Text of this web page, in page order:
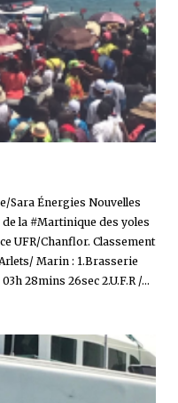
Sara Énergies Nouvelles
la #Martinique des yoles
UFR/Chanflor. Classement
Marin : 1.Brasserie
28mins 26sec 2.U.F.R /...